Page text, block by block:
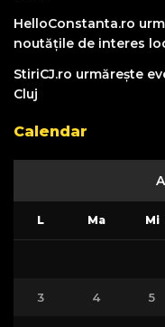
HelloConstanta.ro
noutățile de interes
StiriCJ.ro urmărește
Cluj
Calendar
L Ma Mi
3 4 5